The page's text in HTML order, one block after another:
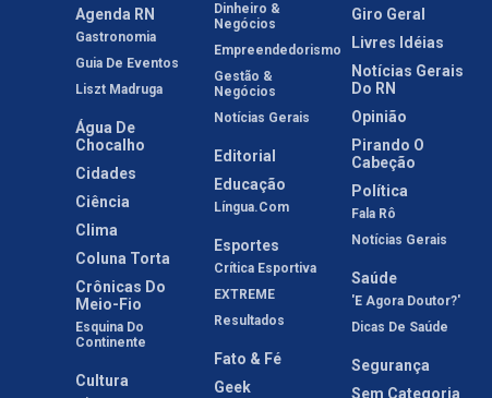
Agenda RN
Gastronomia
Guia De Eventos
Liszt Madruga
Água De
Chocalho
Cidades
Ciência
Clima
Coluna Torta
Crônicas Do
Meio-Fio
Esquina Do
Continente
Cultura
Dinheiro &
Negócios
Empreendedorismo
Gestão &
Negócios
Notícias Gerais
Editorial
Educação
Língua.com
Esportes
Crítica Esportiva
EXTREME
Resultados
Fato & Fé
Geek
Giro Geral
Livres Idéias
Notícias Gerais
Do RN
Opinião
Pirando O
Cabeção
Política
Fala Rô
Notícias Gerais
Saúde
'E Agora Doutor?'
Dicas De Saúde
Segurança
Sem Categoria